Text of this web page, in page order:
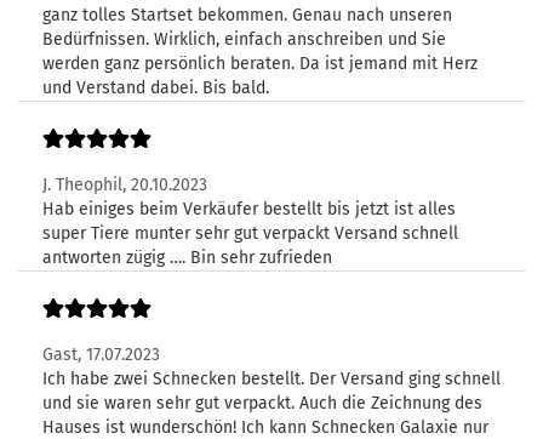
ganz tolles Startset bekommen. Genau nach unseren
Bedürfnissen. Wirklich, einfach anschreiben und Sie
werden ganz persönlich beraten. Da ist jemand mit Herz
und Verstand dabei. Bis bald.
J. Theophil, 20.10.2023
Hab einiges beim Verkäufer bestellt bis jetzt ist alles
super Tiere munter sehr gut verpackt Versand schnell
antworten zügig …. Bin sehr zufrieden
Gast, 17.07.2023
Ich habe zwei Schnecken bestellt. Der Versand ging schnell
und sie waren sehr gut verpackt. Auch die Zeichnung des
Hauses ist wunderschön! Ich kann Schnecken Galaxie nur